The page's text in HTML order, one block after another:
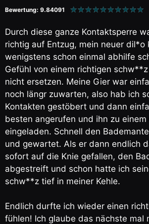
Bewertung: 9.84091 ★★★★★★★★★★
Durch diese ganze Kontaktsperre
richtig auf Entzug, mein neuer dil*o
wenigstens schon einmal abhilfe
Gefühl von einem richtigen
nicht ersetzen. Meine Gier war
noch längr zuwarten, also hab ich
Kontakten gestöbert und dann
besten angerufen und ihn zu
eingeladen. Schnell den
und gewartet. Als er dann endlich
sofort auf die Knie gefallen, den
abgestreift und schon hatte ich
schw**z tief in meiner Kehle.
Endlich durfte ich wieder einen
fühlen! Ich glaube das nächste mal